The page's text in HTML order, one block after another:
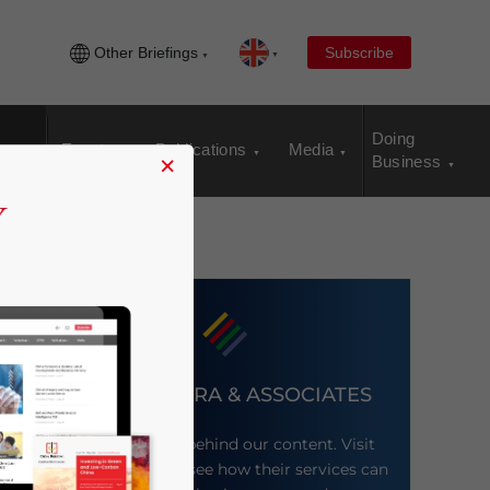
Other Briefings Subscribe
Events Publications Media
Doing
Business
DEZAN SHIRA & ASSOCIATES
Meet the firm behind our content. Visit
their website to see how their services can
×